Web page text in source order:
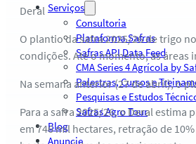
Serviços
Consultoria
Plataforma Safras
Safras API Data Feed
CMA Series 4 Agrícola by
Palestras, Cursos e
Pesquisas e Estudos
Safras Agro Tour
Blog
Anuncie
Deral
O plantio da safra 2025/26 de trigo
condições. Até o momento, as áreas
Na semana anterior (27 de abril), o
Para a safra 2025/26, o Deral
em 746 mil hectares, retração de